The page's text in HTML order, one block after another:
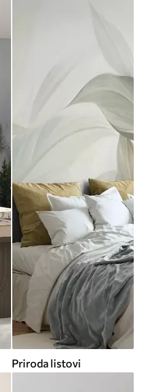
Priroda listovi